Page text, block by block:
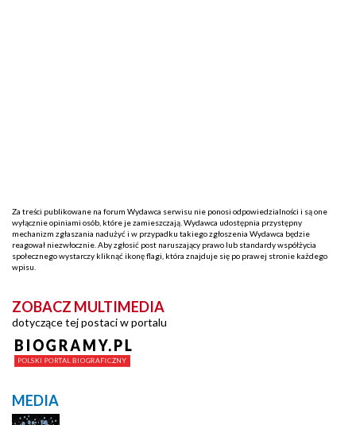
Za treści publikowane na forum Wydawca serwisu nie ponosi odpowiedzialności i są one
wyłącznie opiniami osób, które je zamieszczają. Wydawca udostępnia przystępny
mechanizm zgłaszania nadużyć i w przypadku takiego zgłoszenia Wydawca będzie
reagował niezwłocznie. Aby zgłosić post naruszający prawo lub standardy współżycia
społecznego wystarczy kliknąć ikonę flagi, która znajduje się po prawej stronie każdego
wpisu.
ZOBACZ MULTIMEDIA
dotyczące tej postaci w portalu
MEDIA